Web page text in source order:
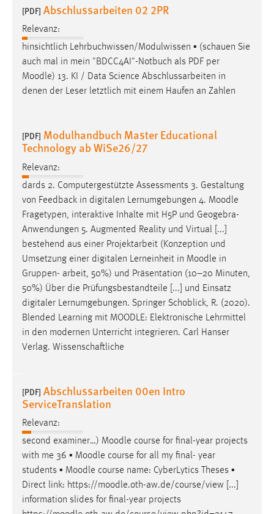
[PDF] Abschlussarbeiten 02 2PR
Relevanz:
hinsichtlich Lehrbuchwissen/Modulwissen ▪ (schauen Sie
auch mal in mein "BDCC4AI"-Notbuch als PDF per
Moodle) 13. KI / Data Science Abschlussarbeiten in
denen der Leser letztlich mit einem Haufen an Zahlen
[PDF] Modulhandbuch Master Educational
Technology ab WiSe26/27
Relevanz:
dards 2. Computergestützte Assessments 3. Gestaltung
von Feedback in digitalen Lernumgebungen 4. Moodle
Fragetypen, interaktive Inhalte mit H5P und Geogebra-
Anwendungen 5. Augmented Reality und Virtual [...]
bestehend aus einer Projektarbeit (Konzeption und
Umsetzung einer digitalen Lerneinheit in Moodle in
Gruppen- arbeit, 50%) und Präsentation (10–20 Minuten,
50%) Über die Prüfungsbestandteile [...] und Einsatz
digitaler Lernumgebungen. Springer Schoblick, R. (2020).
Blended Learning mit MOODLE: Elektronische Lehrmittel
in den modernen Unterricht integrieren. Carl Hanser
Verlag. Wissenschaftliche
[PDF] Abschlussarbeiten 00en Intro
ServiceTranslation
Relevanz:
second examiner…) Moodle course for final-year projects
with me 36 ▪ Moodle course for all my final- year
students ▪ Moodle course name: CyberLytics Theses ▪
Direct link: https://moodle.oth-aw.de/course/view [...]
information slides for final-year projects